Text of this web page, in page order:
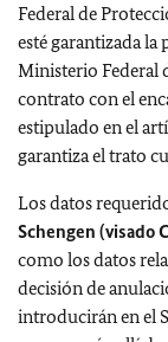
Federal de
esté garantizada la
Ministerio Federal
contrato con el
estipulado en el
garantiza el trato
Los datos
Schengen (visado
como los datos
decisión de
introducirán en el